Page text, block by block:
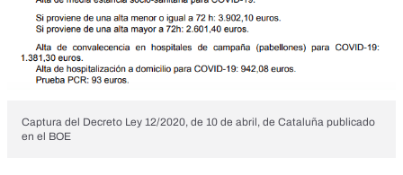
Captura del Decreto Ley 12/2020, de 10 de abril, de Cataluña publicado
en el BOE